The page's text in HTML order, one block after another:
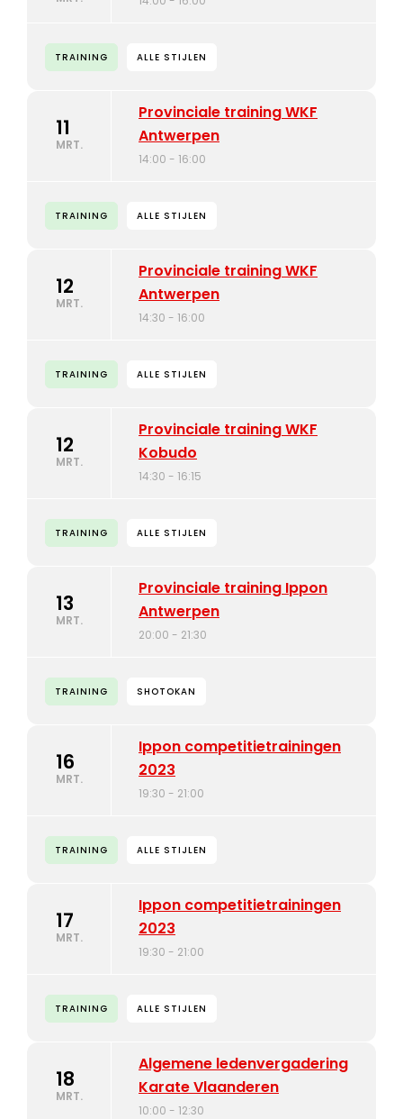
TRAINING ALLE STIJLEN
11
MRT.
Provinciale training WKF
Antwerpen
14:00 - 16:00
TRAINING ALLE STIJLEN
12
MRT.
Provinciale training WKF
Antwerpen
14:30 - 16:00
TRAINING ALLE STIJLEN
12
MRT.
Provinciale training WKF
Kobudo
14:30 - 16:15
TRAINING ALLE STIJLEN
13
MRT.
Provinciale training Ippon
Antwerpen
20:00 - 21:30
TRAINING SHOTOKAN
16
MRT.
Ippon competitietrainingen
2023
19:30 - 21:00
TRAINING ALLE STIJLEN
17
MRT.
Ippon competitietrainingen
2023
19:30 - 21:00
TRAINING ALLE STIJLEN
18
MRT.
Algemene ledenvergadering
Karate Vlaanderen
10:00 - 12:30